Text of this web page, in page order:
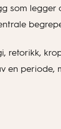
som
retorikk,
en periode,